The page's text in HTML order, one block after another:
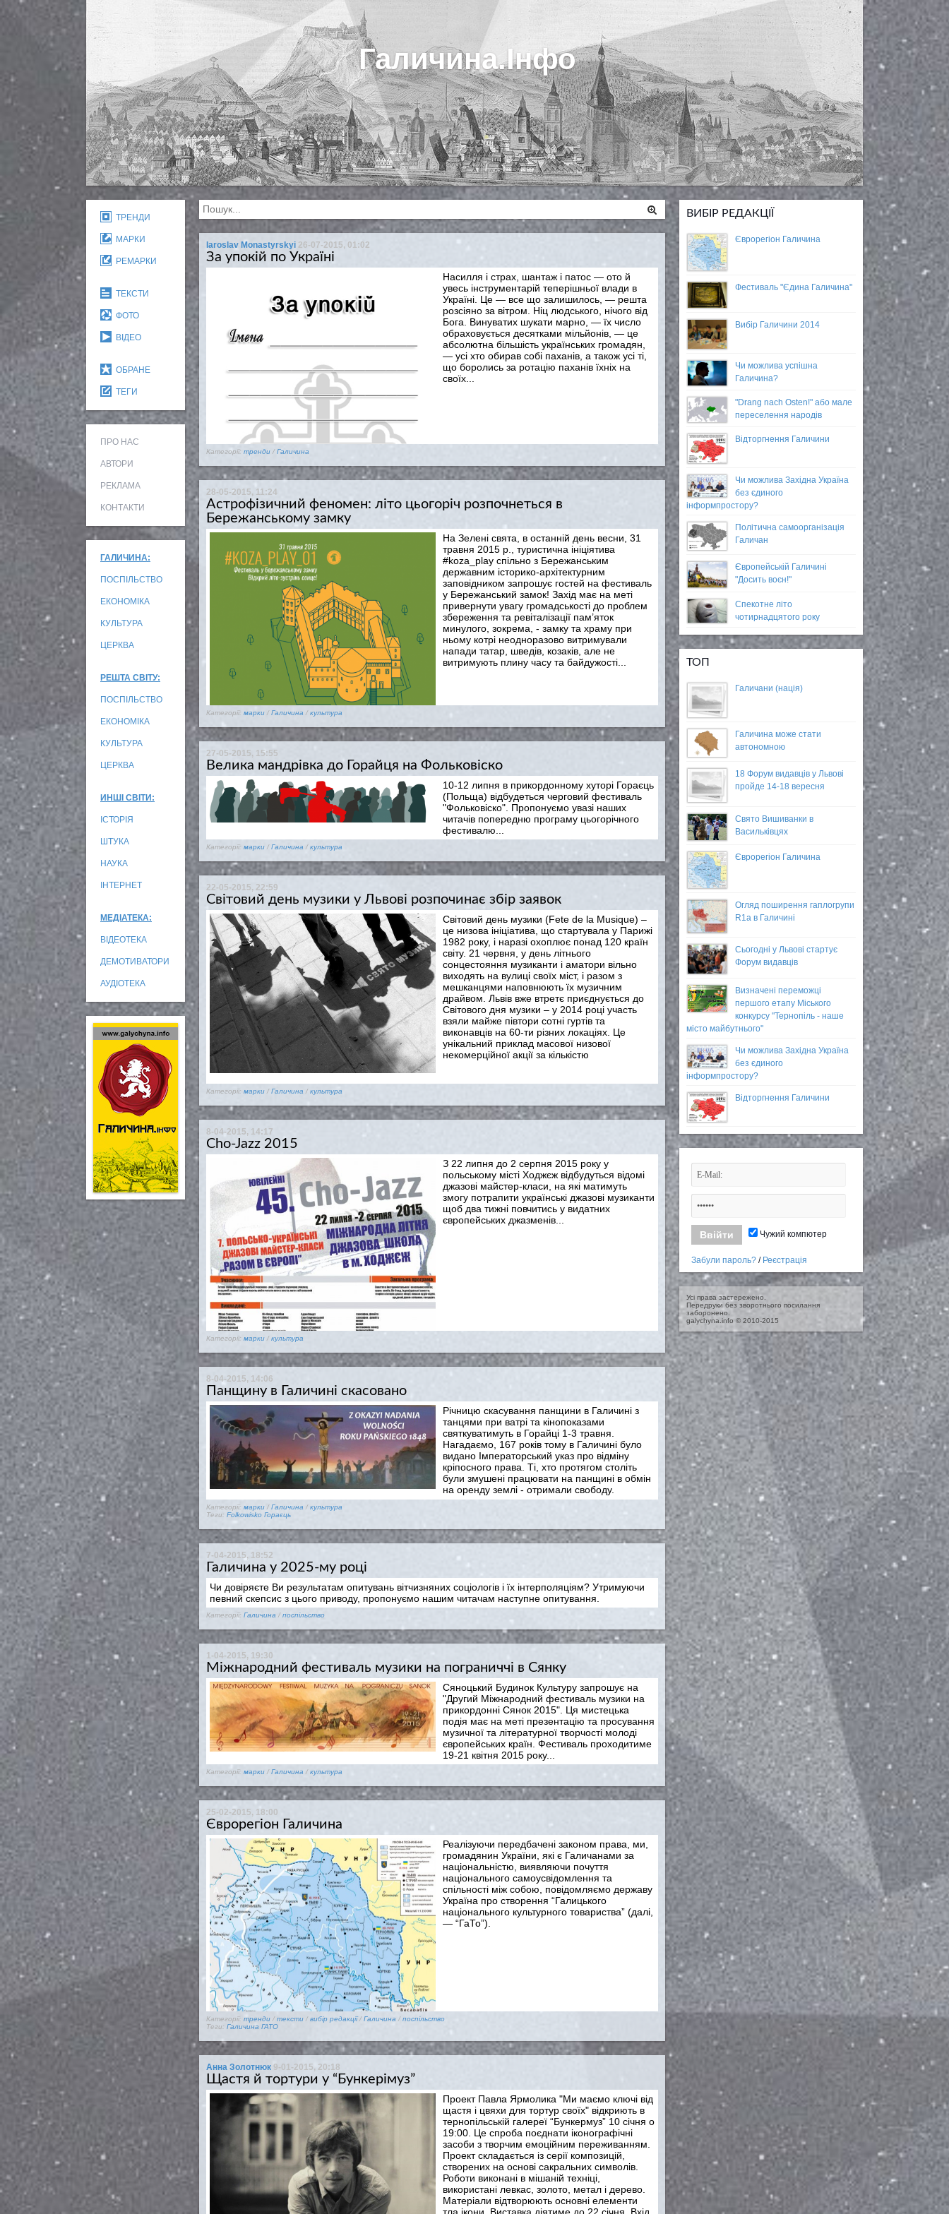
Галичина.Інфо
ТРЕНДИ
МАРКИ
РЕМАРКИ
ТЕКСТИ
ФОТО
ВІДЕО
ОБРАНЕ
ТЕГИ
ПРО НАС
АВТОРИ
РЕКЛАМА
КОНТАКТИ
ГАЛИЧИНА:
ПОСПІЛЬСТВО
ЕКОНОМІКА
КУЛЬТУРА
ЦЕРКВА
РЕШТА СВІТУ:
ПОСПІЛЬСТВО
ЕКОНОМІКА
КУЛЬТУРА
ЦЕРКВА
ИНШІ СВІТИ:
ІСТОРІЯ
ШТУКА
НАУКА
ІНТЕРНЕТ
МЕДІАТЕКА:
ВІДЕОТЕКА
ДЕМОТИВАТОРИ
АУДІОТЕКА
Iaroslav Monastyrskyi 26-07-2015, 01:02
За упокій по Україні
Насилля і страх, шантаж і патос — ото й
увесь інструментарій теперішньої влади в
Україні. Це — все що залишилось, — решта
розсіяно за вітром. Ніц людського, нічого від
Бога. Винуватих шукати марно, — їх число
обраховується десятками мільйонів, — це
абсолютна більшість українських громадян,
— усі хто обирав собі паханів, а також усі ті,
що боролись за ротацію паханів їхніх на
своїх...
Категорії: тренди /Галичина
28-05-2015, 11:24
Астрофізичний феномен: літо цьогоріч розпочнеться в
Бережанському замку
На Зелені свята, в останній день весни, 31
травня 2015 р., туристична ініціятива
#koza_play спільно з Бережанським
державним історико-архітектурним
заповідником запрошує гостей на фестиваль
у Бережанський замок! Захід має на меті
привернути увагу громадськості до проблем
збереження та ревіталізації пам’яток
минулого, зокрема, - замку та храму при
ньому котрі неодноразово витримували
напади татар, шведів, козаків, але не
витримують плину часу та байдужості...
Категорії: марки / Галичина / культура
27-05-2015, 15:55
Велика мандрівка до Горайця на Фольковіско
10-12 липня в прикордонному хуторі Гораєць
(Польща) відбудеться черговий фестиваль
"Фольковіско". Пропонуємо увазі наших
читачів попередню програму цьогорічного
фестивалю...
Категорії: марки / Галичина /культура
22-05-2015, 22:59
Світовий день музики у Львові розпочинає збір заявок
Світовий день музики (Fete de la Musique) –
це низова ініціатива, що стартувала у Парижі
1982 року, і наразі охоплює понад 120 країн
світу. 21 червня, у день літнього
сонцестояння музиканти і аматори вільно
виходять на вулиці своїх міст, і разом з
мешканцями наповнюють їх музичним
драйвом. Львів вже втретє приєднується до
Світового дня музики – у 2014 році участь
взяли майже півтори сотні гуртів та
виконавців на 60-ти різних локаціях. Це
унікальний приклад масової низової
некомерційної акції за кількістю
Категорії: марки /Галичина /культура
8-04-2015, 14:17
Cho-Jazz 2015
З 22 липня до 2 серпня 2015 року у
польському місті Ходжєж відбудуться відомі
джазові майстер-класи, на які матимуть
змогу потрапити українські джазові музиканти
щоб два тижні повчитись у видатних
європейських джазменів...
Категорії: марки / культура
8-04-2015, 14:06
Панщину в Галичині скасовано
Річницю скасування панщини в Галичині з
танцями при ватрі та кінопоказами
святкуватимуть в Горайці 1-3 травня.
Нагадаємо, 167 років тому в Галичині було
видано Імператорський указ про відміну
кріпосного права. Ті, хто протягом століть
були змушені працювати на панщині в обмін
на оренду землі - отримали свободу.
Категорії: марки /Галичина /культура
Теги: Folkowisko Гораєць
7-04-2015, 18:52
Галичина у 2025-му році
Чи довіряєте Ви результатам опитувань вітчизняних соціологів і їх інтерполяціям? Утримуючи
певний скепсис з цього приводу, пропонуємо нашим читачам наступне опитування.
Категорії: Галичина /поспільство
1-04-2015, 19:30
Міжнародний фестиваль музики на пограниччі в Сянку
Сяноцький Будинок Культуру запрошує на
"Другий Міжнародний фестиваль музики на
прикордонні Сянок 2015". Ця мистецька
подія має на меті презентацію та просування
музичної та літературної творчості молоді
європейських країн. Фестиваль проходитиме
19-21 квітня 2015 року...
Категорії: марки /Галичина / культура
25-02-2015, 18:00
Єврорегіон Галичина
Реалізуючи передбачені законом права, ми,
громадянин України, які є Галичанами за
національністю, виявляючи почуття
національного самоусвідомлення та
спільності між собою, повідомляємо державу
Україна про створення “Галицького
національного культурного товариства” (далі,
— “ГаТо”).
Категорії: тренди / тексти / вибір редакції/Галичина /поспільство
Теги: Галичина ГАТО
Анна Золотнюк 9-01-2015, 20:18
Щастя й тортури у “Бункерімуз”
Проект Павла Ярмолика "Ми маємо ключі від
щастя і цвяхи для тортур своїх" відкриють в
тернопільській галереї “Бункермуз” 10 січня о
19:00. Це спроба поєднати іконографічні
засоби з творчим емоційним переживанням.
Проект складається із серії композицій,
створених на основі сакральних символів.
Роботи виконані в мішаній техніці,
використані левкас, золото, метал і дерево.
Матеріали відтворюють основні елементи
тла ікони. Виставка діятиме до 22 січня. Вхід
ВИБІР РЕДАКЦІЇ
Єврорегіон Галичина
Фестиваль "Єдина Галичина"
Вибір Галичини 2014
Чи можлива успішна
Галичина?
"Drang nach Osten!" або мале
переселення народів
Відторгнення Галичини
Чи можлива Західна Україна
без єдиного
інформпростору?
Політична самоорганізація
Галичан
Європейській Галичині
"Досить воєн!"
Спекотне літо
чотирнадцятого року
ТОП
Галичани (нація)
Галичина може стати
автономною
18 Форум видавців у Львові
пройде 14-18 вересня
Свято Вишиванки в
Васильківцях
Єврорегіон Галичина
Огляд поширення гаплогрупи
R1a в Галичині
Сьогодні у Львові стартує
Форум видавців
Визначені переможці
першого етапу Міського
конкурсу "Тернопіль - наше
місто майбутнього"
Чи можлива Західна Україна
без єдиного
інформпростору?
Відторгнення Галичини
Чужий компютер
Забули пароль? / Реєстрація
Усі права застережено.
Передруки без зворотнього посилання
заборонено.
galychyna.info © 2010-2015